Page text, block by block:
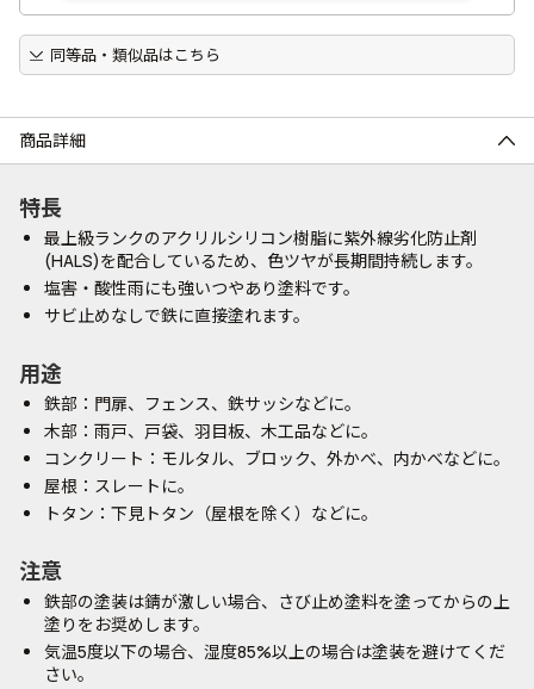
同等品・類似品はこちら
商品詳細
特長
最上級ランクのアクリルシリコン樹脂に紫外線劣化防止剤
(HALS)を配合しているため、色ツヤが長期間持続します。
塩害・酸性雨にも強いつやあり塗料です。
サビ止めなしで鉄に直接塗れます。
用途
鉄部：門扉、フェンス、鉄サッシなどに。
木部：雨戸、戸袋、羽目板、木工品などに。
コンクリート：モルタル、ブロック、外かべ、内かべなどに。
屋根：スレートに。
トタン：下見トタン（屋根を除く）などに。
注意
鉄部の塗装は錆が激しい場合、さび止め塗料を塗ってからの上
塗りをお奨めします。
気温5度以下の場合、湿度85%以上の場合は塗装を避けてくだ
さい。